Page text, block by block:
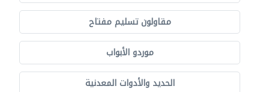
مقاولون تسليم مفتاح
موردو الأبواب
الحديد والأدوات المعدنية